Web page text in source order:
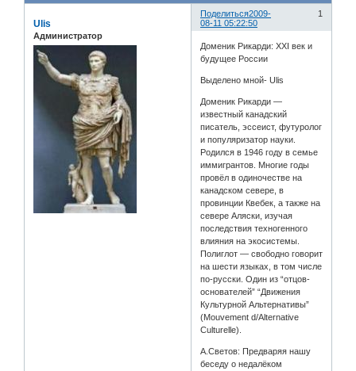
Поделиться 1
2009-
08-11 05:22:50
Ulis
Администратор
Доменик Рикарди: XXI век и
будущее России
Выделено мной- Ulis
Доменик Рикарди —
известный канадский
писатель, эссеист, футуролог
и популяризатор науки.
Родился в 1946 году в семье
иммигрантов. Многие годы
провёл в одиночестве на
канадском севере, в
провинции Квебек, а также на
севере Аляски, изучая
последствия техногенного
влияния на экосистемы.
Полиглот — свободно говорит
на шести языках, в том числе
по-русски. Один из “отцов-
основателей” “Движения
Культурной Альтернативы”
(Mouvement d/Alternative
Culturelle).
А.Светов: Предваряя нашу
беседу о недалёком